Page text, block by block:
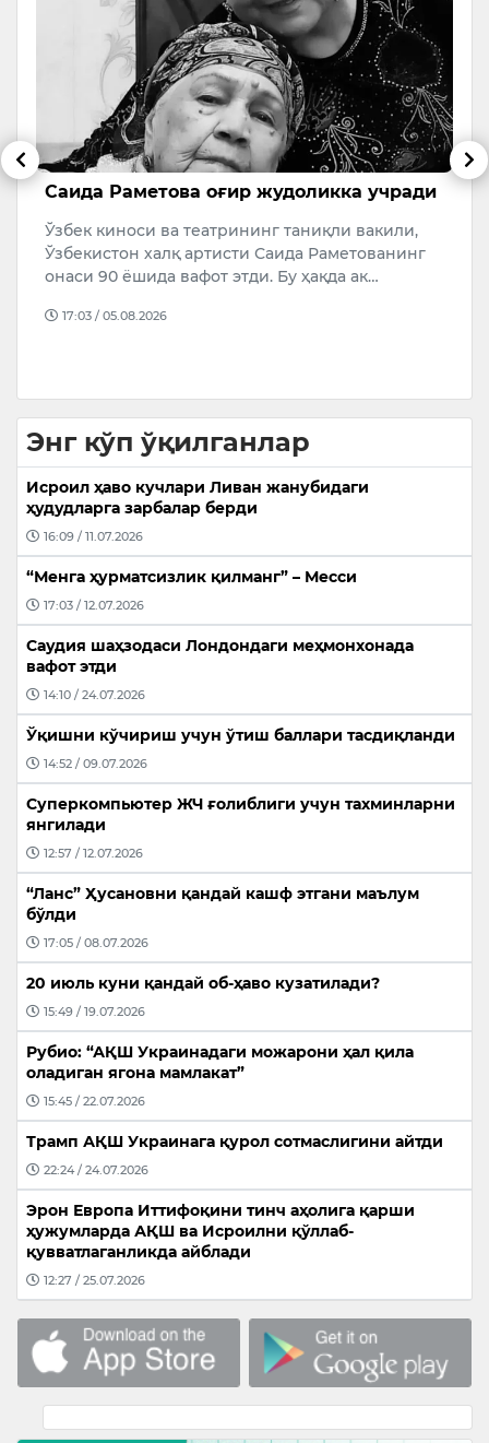
Саида Раметова оғир жудоликка учради
Ўзбек киноси ва театрининг таниқли вакили,
Ўзбекистон халқ артисти Саида Раметованинг
онаси 90 ёшида вафот этди. Бу ҳақда ак…
17:03 / 05.08.2026
Энг кўп ўқилганлар
Исроил ҳаво кучлари Ливан жанубидаги
ҳудудларга зарбалар берди
16:09 / 11.07.2026
“Менга ҳурматсизлик қилманг” – Месси
17:03 / 12.07.2026
Саудия шаҳзодаси Лондондаги меҳмонхонада
вафот этди
14:10 / 24.07.2026
Ўқишни кўчириш учун ўтиш баллари тасдиқланди
14:52 / 09.07.2026
Суперкомпьютер ЖЧ ғолиблиги учун тахминларни
янгилади
12:57 / 12.07.2026
“Ланс” Ҳусановни қандай кашф этгани маълум
бўлди
17:05 / 08.07.2026
20 июль куни қандай об-ҳаво кузатилади?
15:49 / 19.07.2026
Рубио: “АҚШ Украинадаги можарони ҳал қила
оладиган ягона мамлакат”
15:45 / 22.07.2026
Трамп АҚШ Украинага қурол сотмаслигини айтди
22:24 / 24.07.2026
Эрон Европа Иттифоқини тинч аҳолига қарши
ҳужумларда АҚШ ва Исроилни қўллаб-
қувватлаганликда айблади
12:27 / 25.07.2026